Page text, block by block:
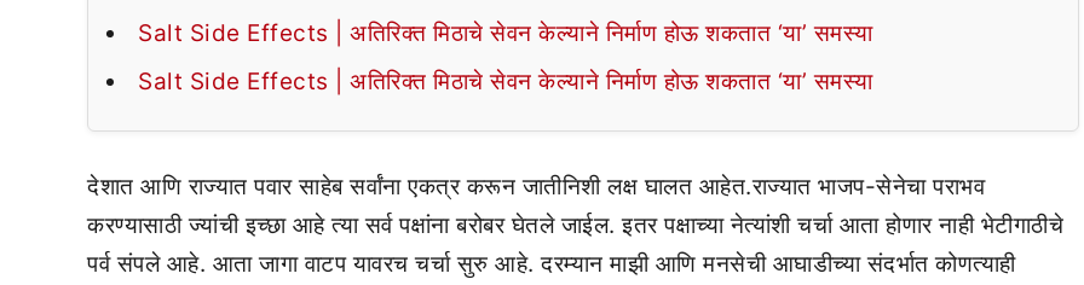
Salt Side Effects | अतिरिक्त मिठाचे सेवन केल्याने निर्माण होऊ शकतात ‘या’ समस्या
Salt Side Effects | अतिरिक्त मिठाचे सेवन केल्याने निर्माण होऊ शकतात ‘या’ समस्या
देशात आणि राज्यात पवार साहेब सर्वांना एकत्र करून जातीनिशी लक्ष घालत आहेत.राज्यात भाजप-सेनेचा पराभव
करण्यासाठी ज्यांची इच्छा आहे त्या सर्व पक्षांना बरोबर घेतले जाईल. इतर पक्षाच्या नेत्यांशी चर्चा आता होणार नाही भेटीगाठीचे
पर्व संपले आहे. आता जागा वाटप यावरच चर्चा सुरु आहे. दरम्यान माझी आणि मनसेची आघाडीच्या संदर्भात कोणत्याही